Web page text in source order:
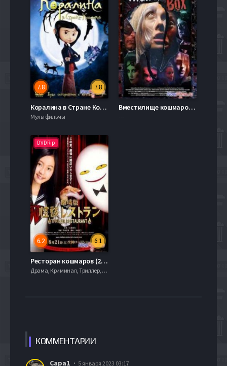
7.8
7.8
Коралина в Стране Кошмаров (2009)
Мультфильмы
Вместилище кошмаров (2014)
---
DVDRip
6.1
6.2
Ресторан кошмаров (2010)
Драма, Криминал, Триллер, 2021, 720hd, mobilen
КОММЕНТАРИИ
Сара1 5 января 2023 03:17